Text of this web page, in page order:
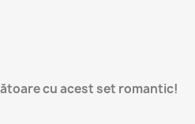
cu acest set romantic!